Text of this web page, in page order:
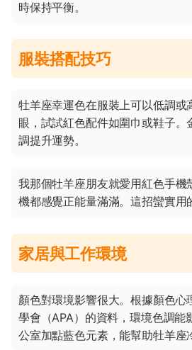
時保持平衡。
服裝搭配技巧
牡羊座幸運色在服裝上可以低調或
眼，試試紅色配件如圍巾或鞋子。
調提升運勢。
我那個牡羊座朋友就愛用紅色手機
機都感覺正能量滿滿。這招蠻實用
家居與工作環境
顏色對環境影響很大。根據顏色心
學會（APA）的資料，環境色調能
公室加點藍色元素，能幫助牡羊座